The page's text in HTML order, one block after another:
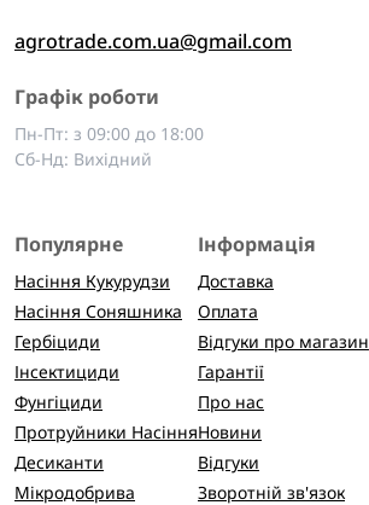
agrotrade.com.ua@gmail.com
Графік роботи
Пн-Пт: з 09:00 до 18:00
Сб-Нд: Вихідний
Популярне
Насіння Кукурудзи
Насіння Соняшника
Гербіциди
Інсектициди
Фунгіциди
Протруйники Насіння
Десиканти
Мікродобрива
Інформація
Доставка
Оплата
Відгуки про магазин
Гарантії
Про нас
Новини
Відгуки
Зворотній зв'язок